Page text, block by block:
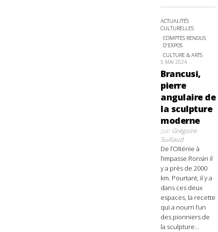
ACTUALITÉS
CULTURELLES
COMPTES RENDUS
D'EXPOS
CULTURE & ARTS
5 MAI 2024
Brancusi,
pierre
angulaire de
la sculpture
moderne
parGrégoire
Suillaud
De l’Olténie à
l’impasse Ronsin il
y a près de 2000
km. Pourtant, il y a
dans ces deux
espaces, la recette
qui a nourri l’un
des pionniers de
la sculpture...